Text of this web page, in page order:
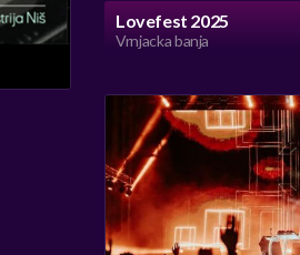
Lovefest 2025
Vrnjacka banja